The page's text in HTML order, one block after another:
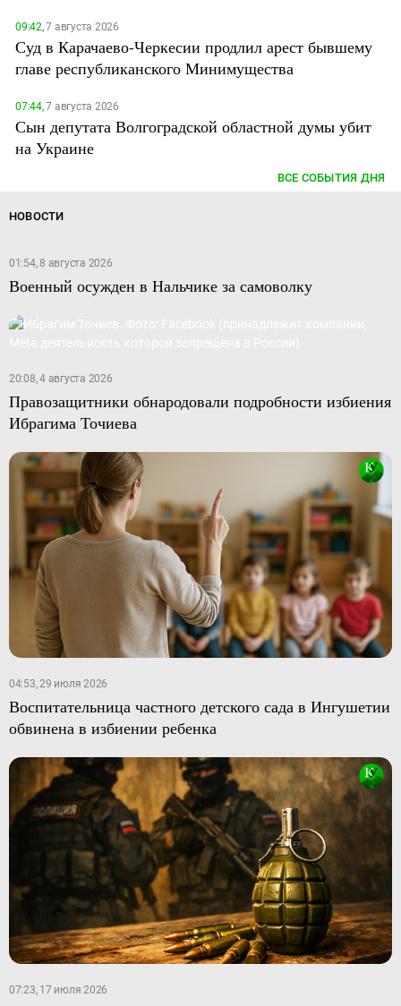
09:42,7 августа 2026
Суд в Карачаево-Черкесии продлил арест бывшему
главе республиканского Минимущества
07:44,7 августа 2026
Сын депутата Волгоградской областной думы убит
на Украине
ВСЕ СОБЫТИЯ ДНЯ
НОВОСТИ
01:54, 8 августа 2026
Военный осужден в Нальчике за самоволку
20:08, 4 августа 2026
Правозащитники обнародовали подробности избиения
Ибрагима Точиева
04:53, 29 июля 2026
Воспитательница частного детского сада в Ингушетии
обвинена в избиении ребенка
07:23, 17 июля 2026